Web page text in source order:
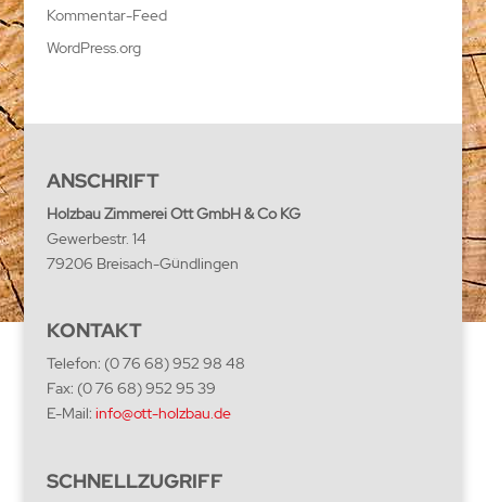
Kommentar-Feed
WordPress.org
ANSCHRIFT
Holzbau Zimmerei Ott GmbH & Co KG
Gewerbestr. 14
79206 Breisach-Gündlingen
KONTAKT
Telefon: (0 76 68) 952 98 48
Fax: (0 76 68) 952 95 39
E-Mail: info@ott-holzbau.de
SCHNELLZUGRIFF